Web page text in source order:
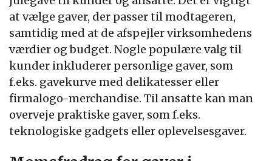
at vælge gaver, der passer til modtageren,
samtidig med at de afspejler virksomhedens
værdier og budget. Nogle populære valg til
kunder inkluderer personlige gaver, som
f.eks. gavekurve med delikatesser eller
firmalogo-merchandise. Til ansatte kan man
overveje praktiske gaver, som f.eks.
teknologiske gadgets eller oplevelsesgaver.